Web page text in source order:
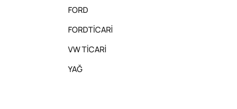
FORD
FORDTİCARİ
VW TİCARİ
YAĞ